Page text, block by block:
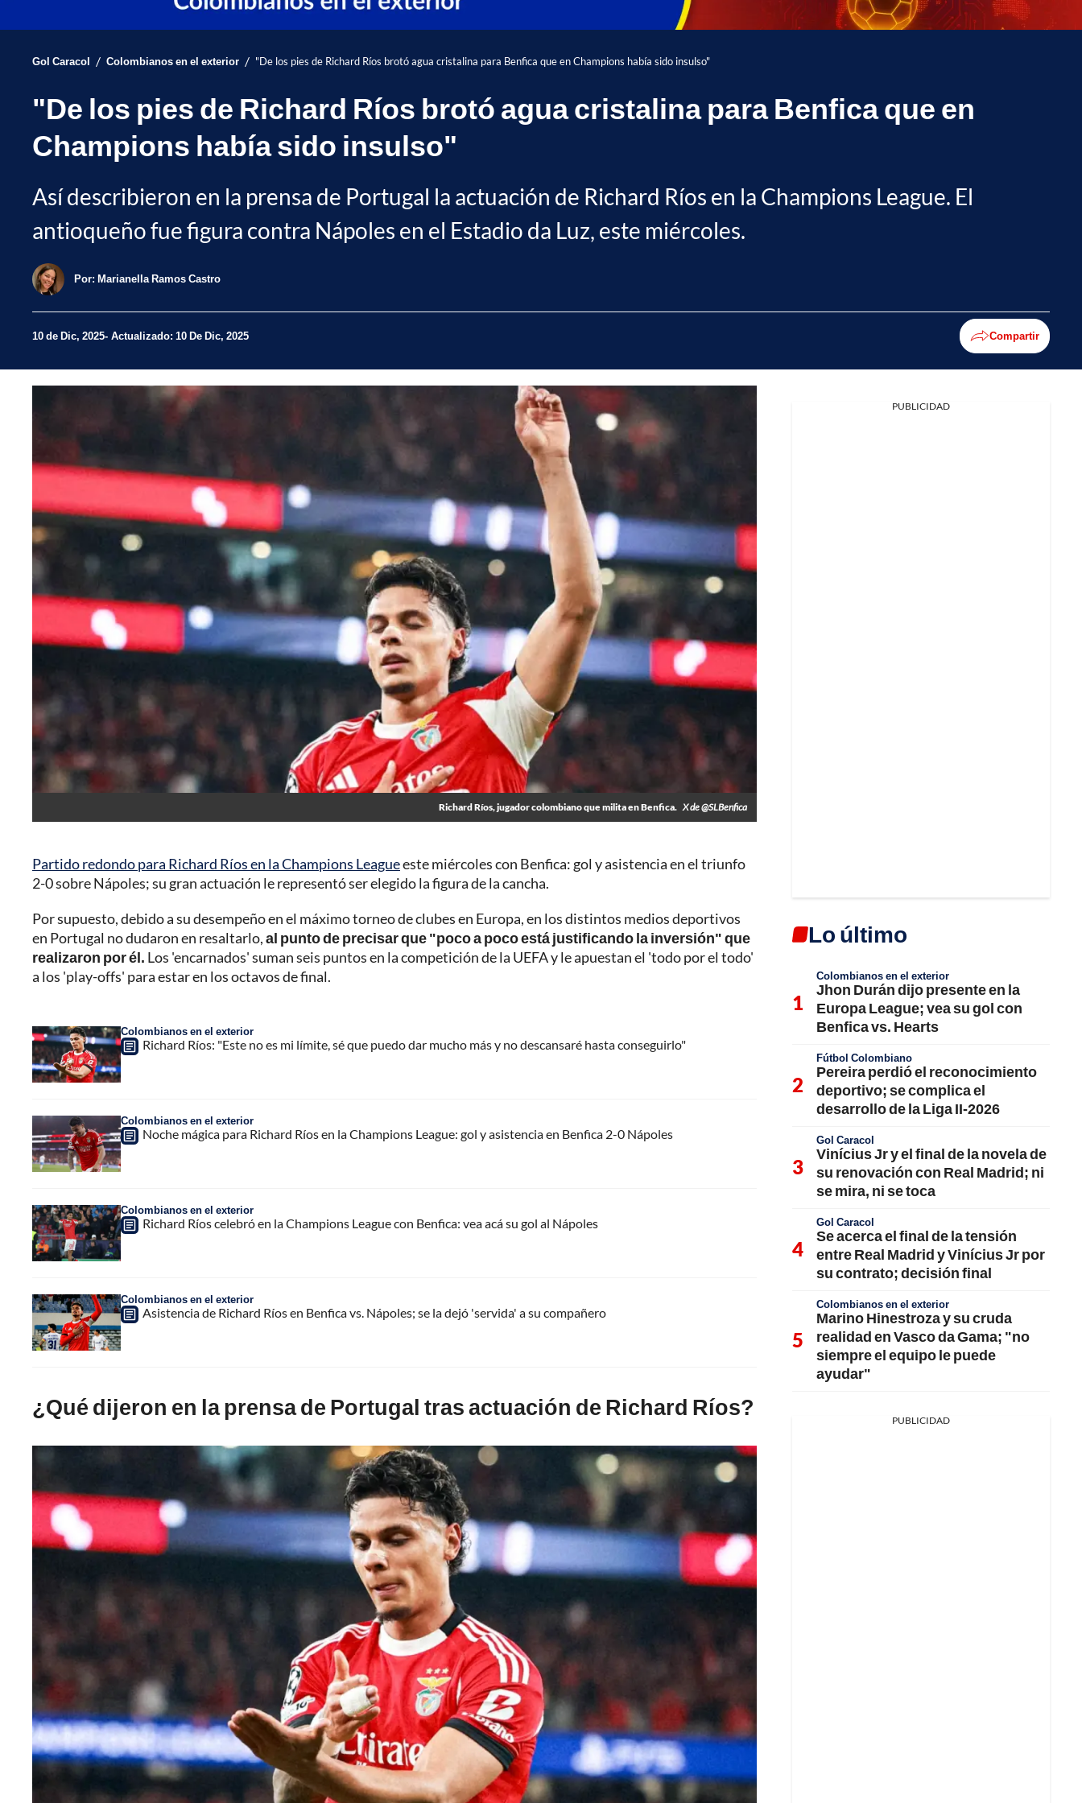
Gol Caracol / Colombianos en el exterior / "De los pies de Richard Ríos brotó agua cristalina para Benfica que en Champions había sido insulso"
"De los pies de Richard Ríos brotó agua cristalina para Benfica que en
Champions había sido insulso"
Así describieron en la prensa de Portugal la actuación de Richard Ríos en la Champions League. El
antioqueño fue figura contra Nápoles en el Estadio da Luz, este miércoles.
Por: Marianella Ramos Castro
10 de Dic, 2025 Actualizado: 10 De Dic, 2025 Compartir
Richard Ríos, jugador colombiano que milita en Benfica. X de @SLBenfica
Partido redondo para Richard Ríos en la Champions Leagueeste miércoles con Benfica: gol y asistencia en el triunfo
2-0 sobre Nápoles; su gran actuación le representó ser elegido la figura de la cancha.
Por supuesto, debido a su desempeño en el máximo torneo de clubes en Europa, en los distintos medios deportivos
en Portugal no dudaron en resaltarlo,al punto de precisar que "poco a poco está justificando la inversión" que
realizaron por él. Los 'encarnados' suman seis puntos en la competición de la UEFA y le apuestan el 'todo por el todo'
a los 'play-offs' para estar en los octavos de final.
Colombianos en el exterior
Richard Ríos: "Este no es mi límite, sé que puedo dar mucho más y no descansaré hasta conseguirlo"
Colombianos en el exterior
Noche mágica para Richard Ríos en la Champions League: gol y asistencia en Benfica 2-0 Nápoles
Colombianos en el exterior
Richard Ríos celebró en la Champions League con Benfica: vea acá su gol al Nápoles
Colombianos en el exterior
Asistencia de Richard Ríos en Benfica vs. Nápoles; se la dejó 'servida' a su compañero
¿Qué dijeron en la prensa de Portugal tras actuación de Richard Ríos?
PUBLICIDAD
Lo último
Colombianos en el exterior
Jhon Durán dijo presente en la
Europa League; vea su gol con
Benfica vs. Hearts
Fútbol Colombiano
Pereira perdió el reconocimiento
deportivo; se complica el
desarrollo de la Liga II-2026
Gol Caracol
Vinícius Jr y el final de la novela de
su renovación con Real Madrid; ni
se mira, ni se toca
Gol Caracol
Se acerca el final de la tensión
entre Real Madrid y Vinícius Jr por
su contrato; decisión final
Colombianos en el exterior
Marino Hinestroza y su cruda
realidad en Vasco da Gama; "no
siempre el equipo le puede
ayudar"
PUBLICIDAD